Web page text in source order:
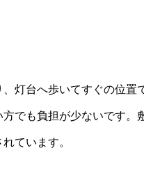
灯台へ歩いてすぐの位置
でも負担が少ないです。
ています。